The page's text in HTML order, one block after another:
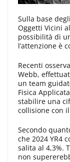
Sulla base
Oggetti Vicini
possibilità di
l’attenzione è
Recenti
Webb,
un team
Fisica
stabilire una
collisione con
Secondo
che 2024 YR4
salita al 4,3%.
non